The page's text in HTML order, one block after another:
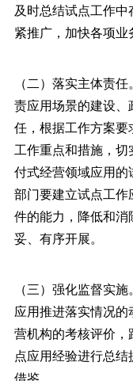
及时总结试点工作
紧推广，加快各项业
（二）落实主体责
责应用场景的建设
任，根据工作方案
工作重点和措施，
付式经营领域应用
部门要建立试点工
件的能力，降低和
妥、有序开展。
（三）强化监督实
应用推进落实情况
营机构的考核评价
点应用经验进行总